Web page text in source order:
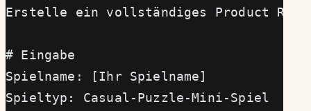
Erstelle ein vollständiges Product
# Eingabe
Spielname: [Ihr Spielname]
Spieltyp: Casual-Puzzle-Mini-Spiel